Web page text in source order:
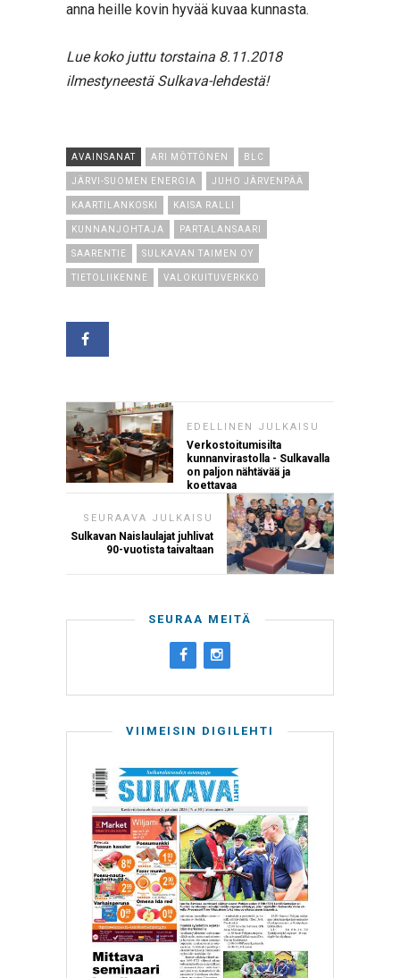
anna heille kovin hyvää kuvaa kunnasta.
Lue koko juttu torstaina 8.11.2018
ilmestyneestä Sulkava-lehdestä!
AVAINSANAT ARI MÖTTÖNEN BLC
JÄRVI-SUOMEN ENERGIA JUHO JÄRVENPÄÄ
KAARTILANKOSKI KAISA RALLI
KUNNANJOHTAJA PARTALANSAARI
SAARENTIE SULKAVAN TAIMEN OY
TIETOLIIKENNE VALOKUITUVERKKO
EDELLINEN JULKAISU
Verkostoitumisilta
kunnanvirastolla - Sulkavalla
on paljon nähtävää ja
koettavaa
SEURAAVA JULKAISU
Sulkavan Naislaulajat juhlivat
90-vuotista taivaltaan
SEURAA MEITÄ
VIIMEISIN DIGILEHTI